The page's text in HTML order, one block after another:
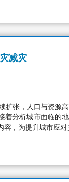
减灾
扩张，人口与资源
着分析城市面临的
，为提升城市应